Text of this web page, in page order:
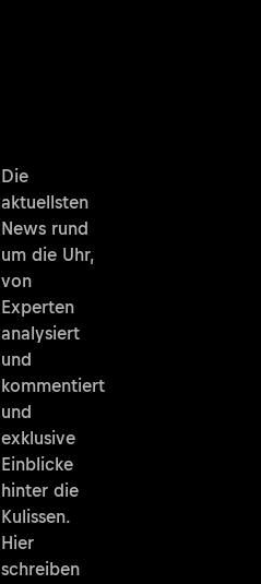
Die
aktuellsten
News rund
um die Uhr,
von
Experten
analysiert
und
kommentiert
und
exklusive
Einblicke
hinter die
Kulissen.
Hier
schreiben